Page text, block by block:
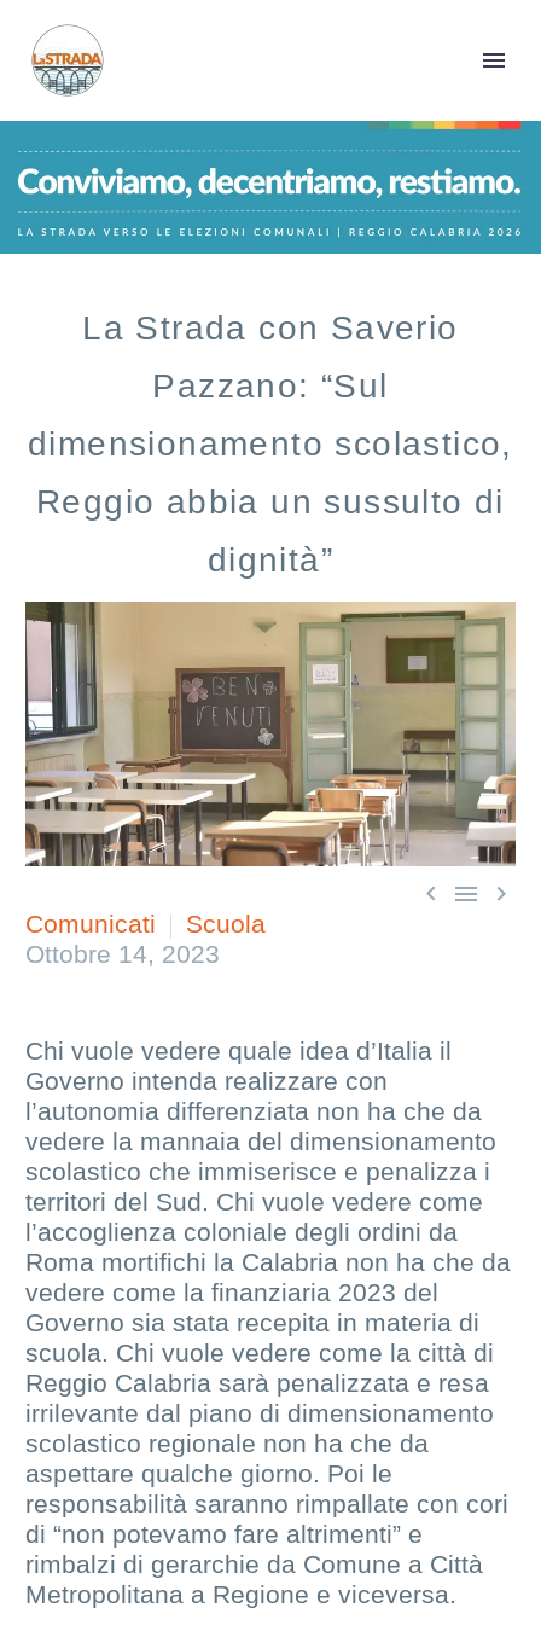
La Strada con Saverio
Pazzano: “Sul
dimensionamento scolastico,
Reggio abbia un sussulto di
dignità”
  
Comunicati
Scuola
Ottobre 14, 2023
Chi vuole vedere quale idea d’Italia il
Governo intenda realizzare con
l’autonomia differenziata non ha che da
vedere la mannaia del dimensionamento
scolastico che immiserisce e penalizza i
territori del Sud. Chi vuole vedere come
l’accoglienza coloniale degli ordini da
Roma mortifichi la Calabria non ha che da
vedere come la finanziaria 2023 del
Governo sia stata recepita in materia di
scuola. Chi vuole vedere come la città di
Reggio Calabria sarà penalizzata e resa
irrilevante dal piano di dimensionamento
scolastico regionale non ha che da
aspettare qualche giorno. Poi le
responsabilità saranno rimpallate con cori
di “non potevamo fare altrimenti” e
rimbalzi di gerarchie da Comune a Città
Metropolitana a Regione e viceversa.